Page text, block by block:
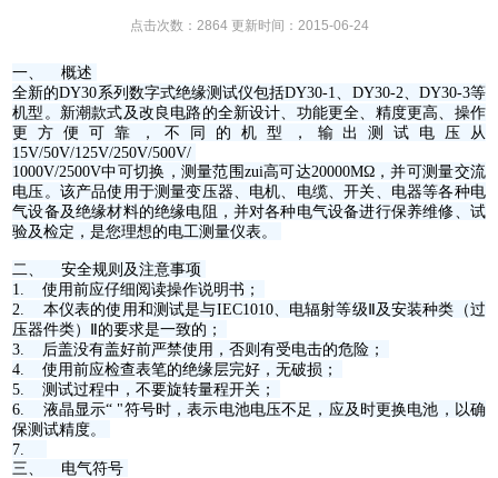
点击次数：2864 更新时间：2015-06-24
一、 概述
全新的DY30系列数字式绝缘测试仪包括DY30-1、DY30-2、DY30-3等
机型。新潮款式及改良电路的全新设计、功能更全、精度更高、操作
更方便可靠，不同的机型，输出测试电压从
15V/50V/125V/250V/500V/
1000V/2500V中可切换，测量范围zui高可达20000MΩ，并可测量交流
电压。该产品使用于测量变压器、电机、电缆、开关、电器等各种电
气设备及绝缘材料的绝缘电阻，并对各种电气设备进行保养维修、试
验及检定，是您理想的电工测量仪表。
二、 安全规则及注意事项
1. 使用前应仔细阅读操作说明书；
2. 本仪表的使用和测试是与IEC1010、电辐射等级Ⅱ及安装种类（过
压器件类）Ⅱ的要求是一致的；
3. 后盖没有盖好前严禁使用，否则有受电击的危险；
4. 使用前应检查表笔的绝缘层完好，无破损；
5. 测试过程中，不要旋转量程开关；
6. 液晶显示“ "符号时，表示电池电压不足，应及时更换电池，以确
保测试精度。
7.
三、 电气符号